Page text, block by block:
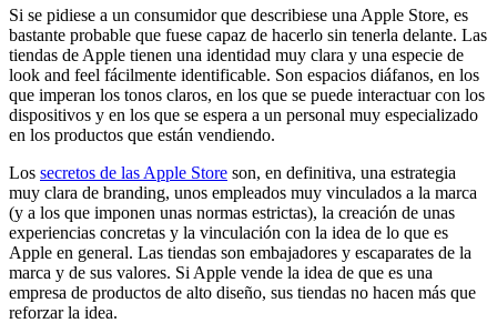
Si se pidiese a un consumidor que describiese una Apple Store, es
bastante probable que fuese capaz de hacerlo sin tenerla delante. Las
tiendas de Apple tienen una identidad muy clara y una especie de
look and feel fácilmente identificable. Son espacios diáfanos, en los
que imperan los tonos claros, en los que se puede interactuar con los
dispositivos y en los que se espera a un personal muy especializado
en los productos que están vendiendo.
Los secretos de las Apple Store son, en definitiva, una estrategia
muy clara de branding, unos empleados muy vinculados a la marca
(y a los que imponen unas normas estrictas), la creación de unas
experiencias concretas y la vinculación con la idea de lo que es
Apple en general. Las tiendas son embajadores y escaparates de la
marca y de sus valores. Si Apple vende la idea de que es una
empresa de productos de alto diseño, sus tiendas no hacen más que
reforzar la idea.